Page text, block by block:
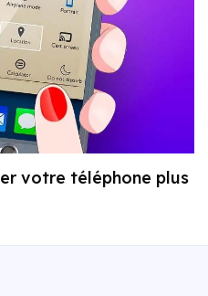
votre téléphone plus